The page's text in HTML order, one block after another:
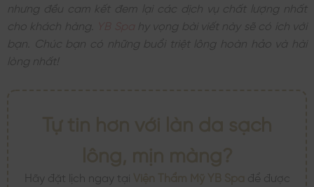
nhưng đều cam kết đem lại các dịch vụ chất lượng nhất
cho khách hàng.
hy vọng bài viết này sẽ có ích với
bạn. Chúc bạn có những buổi triệt lông hoàn hảo và hài
lòng nhất!
Hãy đặt lịch ngay tại
để được